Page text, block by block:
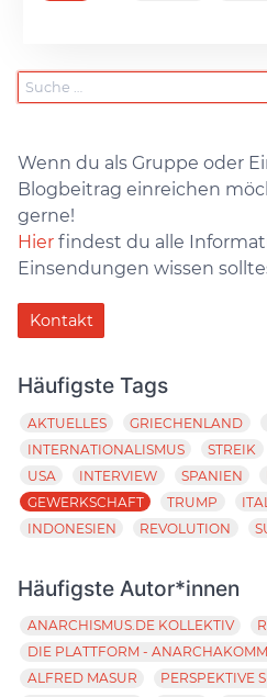
Wenn du als Gruppe oder
Blogbeitrag einreichen
gerne!
Hier findest du alle
Einsendungen wissen
Kontakt
Häufigste Tags
AKTUELLES GRIECHENLAND
INTERNATIONALISMUS
STREIK
USA
INTERVIEW SPANIEN
GEWERKSCHAFT
TRUMP
INDONESIEN
REVOLUTION
Häufigste Autor*innen
ANARCHISMUS.DE KOLLEKTIV
DIE PLATTFORM -
ALFRED MASUR
PERSPEKTIVE